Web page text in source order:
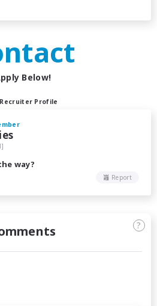
Below!
Recruiter Profile
way?
Report
?